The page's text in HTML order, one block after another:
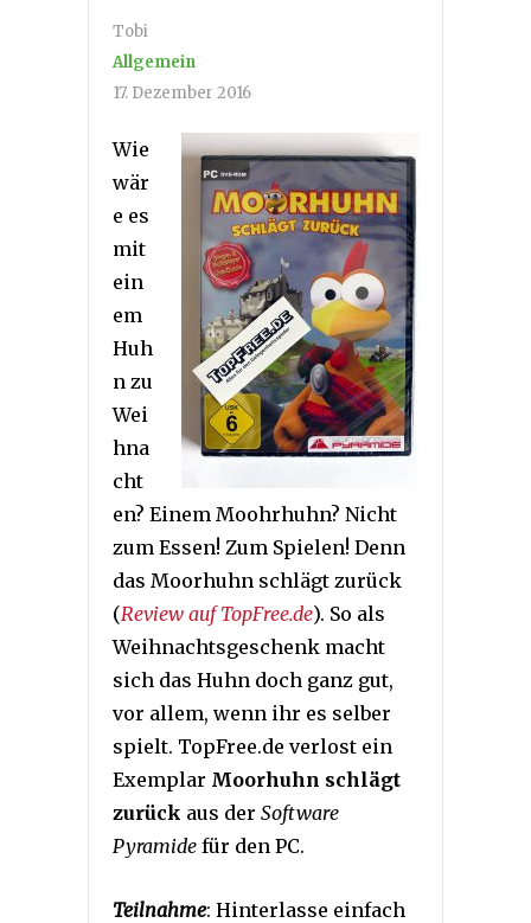
Tobi
Allgemein
17. Dezember 2016
Wie
wär
e es
mit
ein
em
Huh
n zu
Wei
hna
cht
en? Einem Moohrhuhn? Nicht
zum Essen! Zum Spielen! Denn
das Moorhuhn schlägt zurück
(Review auf TopFree.de). So als
Weihnachtsgeschenk macht
sich das Huhn doch ganz gut,
vor allem, wenn ihr es selber
spielt. TopFree.de verlost ein
Exemplar Moorhuhn schlägt
zurück aus der Software
Pyramide für den PC.
Teilnahme: Hinterlasse einfach